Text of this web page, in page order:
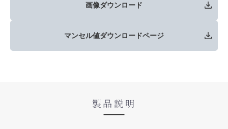
画像ダウンロード
マンセル値ダウンロードページ
製品説明